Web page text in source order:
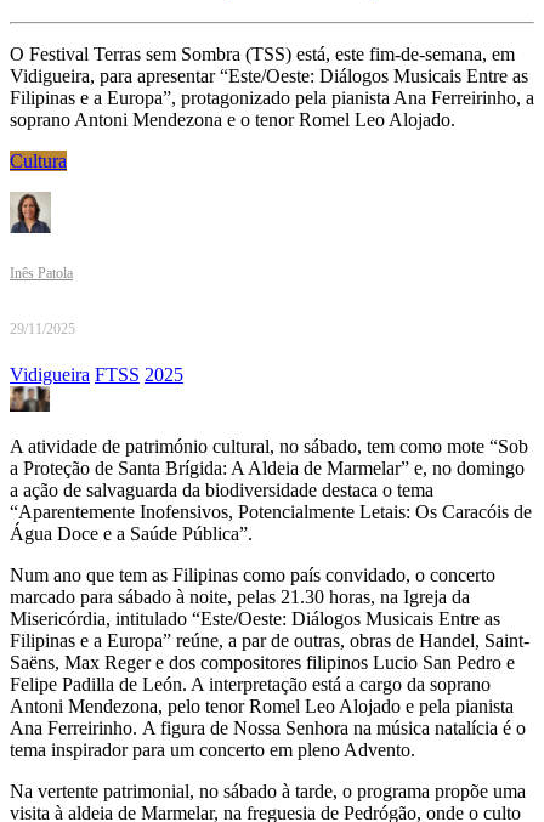
O Festival Terras sem Sombra (TSS) está, este fim-de-semana, em
Vidigueira, para apresentar “Este/Oeste: Diálogos Musicais Entre as
Filipinas e a Europa”, protagonizado pela pianista Ana Ferreirinho, a
soprano Antoni Mendezona e o tenor Romel Leo Alojado.
Cultura
Inês Patola
29/11/2025
Vidigueira FTSS 2025
A atividade de património cultural, no sábado, tem como mote “Sob
a Proteção de Santa Brígida: A Aldeia de Marmelar” e, no domingo
a ação de salvaguarda da biodiversidade destaca o tema
“Aparentemente Inofensivos, Potencialmente Letais: Os Caracóis de
Água Doce e a Saúde Pública”.
Num ano que tem as Filipinas como país convidado, o concerto
marcado para sábado à noite, pelas 21.30 horas, na Igreja da
Misericórdia, intitulado “Este/Oeste: Diálogos Musicais Entre as
Filipinas e a Europa” reúne, a par de outras, obras de Handel, Saint-
Saëns, Max Reger e dos compositores filipinos Lucio San Pedro e
Felipe Padilla de León. A interpretação está a cargo da soprano
Antoni Mendezona, pelo tenor Romel Leo Alojado e pela pianista
Ana Ferreirinho. A figura de Nossa Senhora na música natalícia é o
tema inspirador para um concerto em pleno Advento.
Na vertente patrimonial, no sábado à tarde, o programa propõe uma
visita à aldeia de Marmelar, na freguesia de Pedrógão, onde o culto